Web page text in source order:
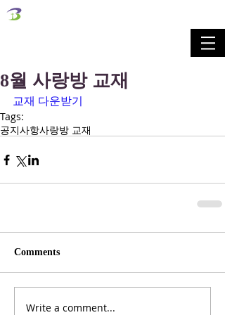
8월 사랑방 교재
교재 다운받기
Tags:
공지사항사랑방 교재
Comments
Write a comment...